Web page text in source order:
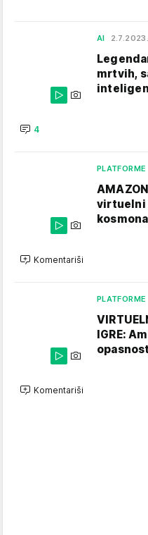
AI 2.7.2023.
mrtvih,
4
PLATFORME
virtuelni
Komentariši
PLATFORME
IGRE:
opasnost
Komentariši